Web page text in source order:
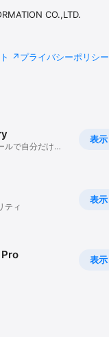
CO.,LTD.
プライバシーポリシー
表示
ルで自分だけの
表示
ティ
表示